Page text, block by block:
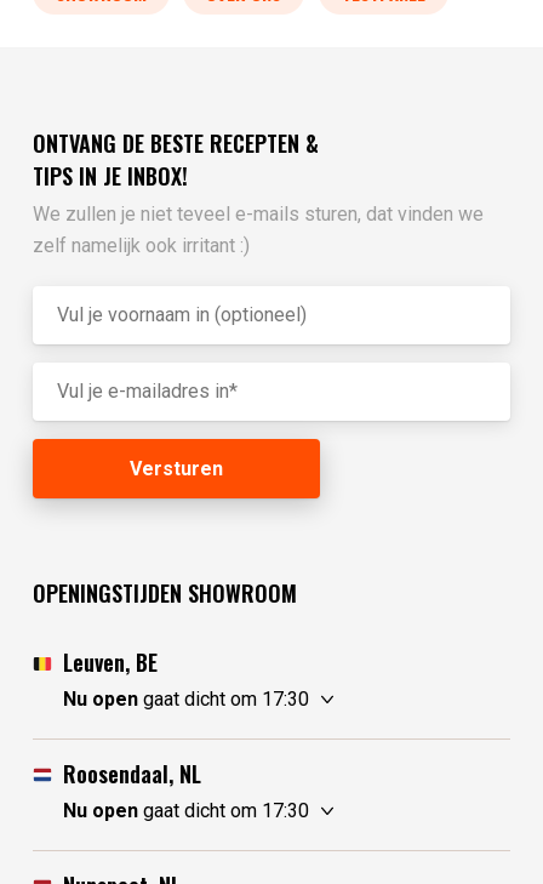
ONTVANG DE BESTE RECEPTEN &
TIPS IN JE INBOX!
We zullen je niet teveel e-mails sturen, dat vinden we
zelf namelijk ook irritant :)
OPENINGSTIJDEN SHOWROOM
Leuven, BE
Nu opengaat dicht om 17:30
vrijdag
10:30 - 17:30
zaterdag
zondag
Roosendaal, NL
Nu opengaat dicht om 17:30
vrijdag
10:00 - 17:30
zaterdag